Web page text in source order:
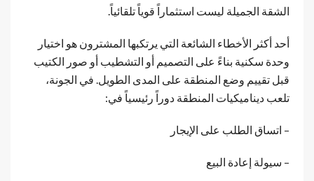
الشقة الجميلة ليست استثماراً قوياً تلقائياً.
أحد أكثر الأخطاء الشائعة التي يرتكبها المشترون هو اختيار
وحدة سكنية بناءً على التصميم أو التشطيب أو صور الكتيب
قبل تقييم وضع المنطقة على المدى الطويل. في الجونة،
تلعب ديناميكيات المنطقة دوراً رئيسياً في:
– اتساق الطلب على الإيجار
– سيولة إعادة البيع